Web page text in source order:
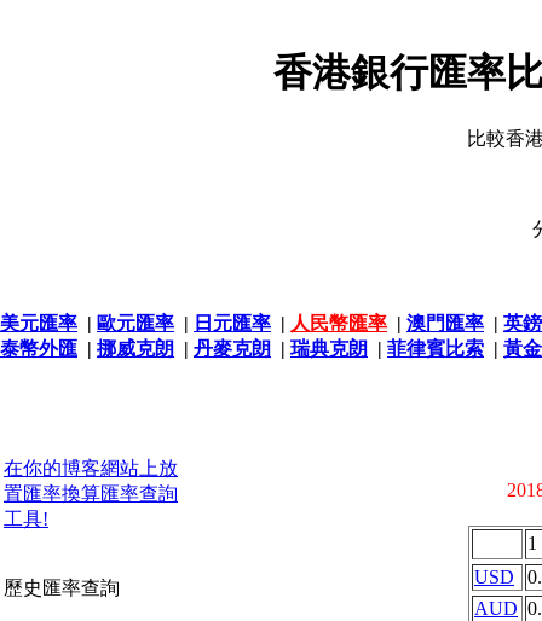
香港銀行匯率
比較香
美元匯率 | 歐元匯率 | 日元匯率 | 人民幣匯率 | 澳門匯率 | 英
泰幣外匯 | 挪威克朗 | 丹麥克朗 | 瑞典克朗 | 菲律賓比索 | 黃
在你的博客網站上放
置匯率換算匯率查詢
工具!
歷史匯率查詢
1
USD
AUD